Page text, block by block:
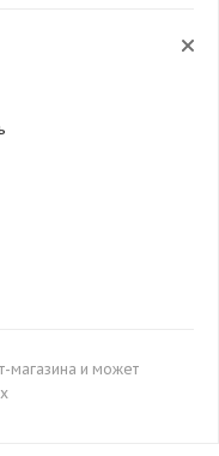
магазина и может